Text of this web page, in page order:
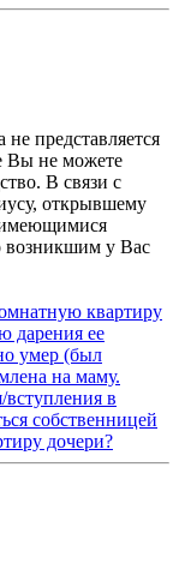
представляется
Вы не можете
В связи с
открывшему
имеющимися
возникшим у Вас
квартиру
дарения ее
умер (был
на маму.
в
собственницей
дочери?